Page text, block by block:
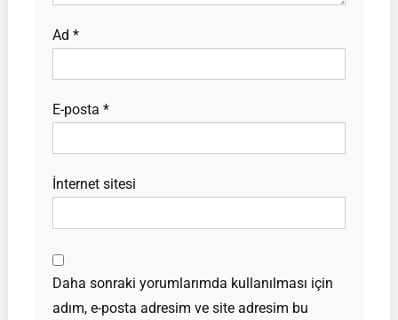
Ad *
E-posta *
İnternet sitesi
Daha sonraki yorumlarımda kullanılması için
adım, e-posta adresim ve site adresim bu